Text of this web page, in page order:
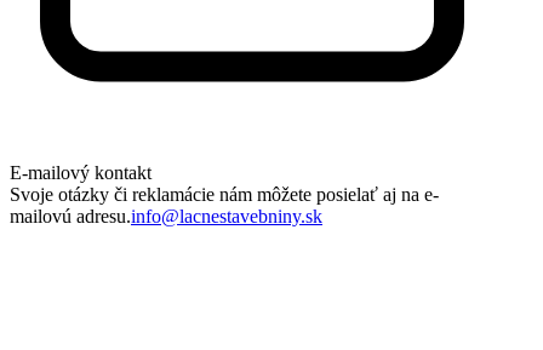
E-mailový kontakt
Svoje otázky či reklamácie nám môžete posielať aj na e-
mailovú adresu.info@lacnestavebniny.sk